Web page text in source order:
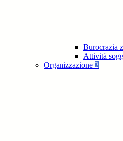
Burocrazia
Attività
Organizzazione 2